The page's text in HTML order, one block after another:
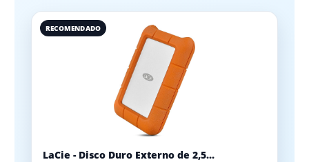
RECOMENDADO
LaCie - Disco Duro Externo de 2,5...